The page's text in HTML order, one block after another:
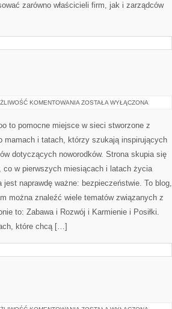
zarówno właścicieli firm, jak i zarządców
KOMENTOWANIA EKO
ZOSTAŁA WYŁĄCZONA
to pomocne miejsce w sieci stworzone z
mamach i tatach, którzy szukają inspirujących
dotyczących noworodków. Strona skupia się
co w pierwszych miesiącach i latach życia
jest naprawdę ważne: bezpieczeństwie. To blog,
można znaleźć wiele tematów związanych z
to: Zabawa i Rozwój i Karmienie i Posiłki.
które chcą […]